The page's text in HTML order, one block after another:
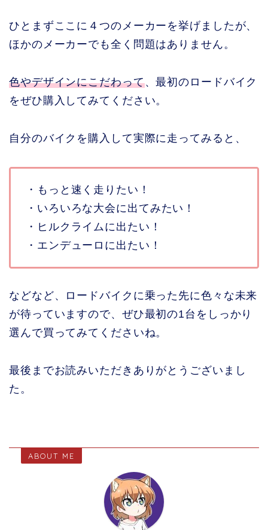
ひとまずここに４つのメーカーを挙げましたが、
ほかのメーカーでも全く問題はありません。
色やデザインにこだわって、最初のロードバイク
をぜひ購入してみてください。
自分のバイクを購入して実際に走ってみると、
・もっと速く走りたい！
・いろいろな大会に出てみたい！
・ヒルクライムに出たい！
・エンデューロに出たい！
などなど、ロードバイクに乗った先に色々な未来
が待っていますので、ぜひ最初の1台をしっかり
選んで買ってみてくださいね。
最後までお読みいただきありがとうございまし
た。
ABOUT ME